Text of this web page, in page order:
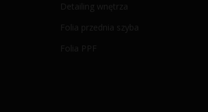
Detailing wnętrza
Folia przednia szyba
Folia PPF